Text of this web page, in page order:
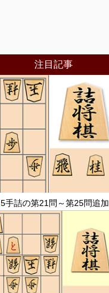
注目記事
5手詰の第21問～第25問追加